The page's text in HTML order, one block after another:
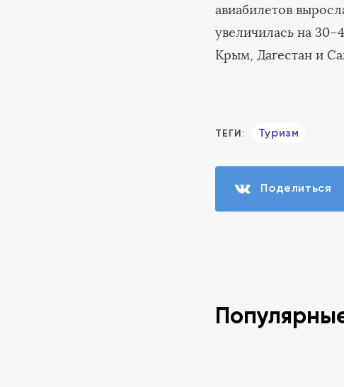
авиабилетов
увеличилась на
Крым, Дагестан и
ТЕГИ: Туризм
Поделиться